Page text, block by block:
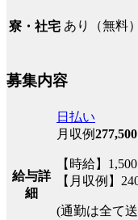
寮・社宅 あり（無料）
募集内容
給与詳
細
日払い
月収例277,500
【時給】
【月収例】
(通勤は全て